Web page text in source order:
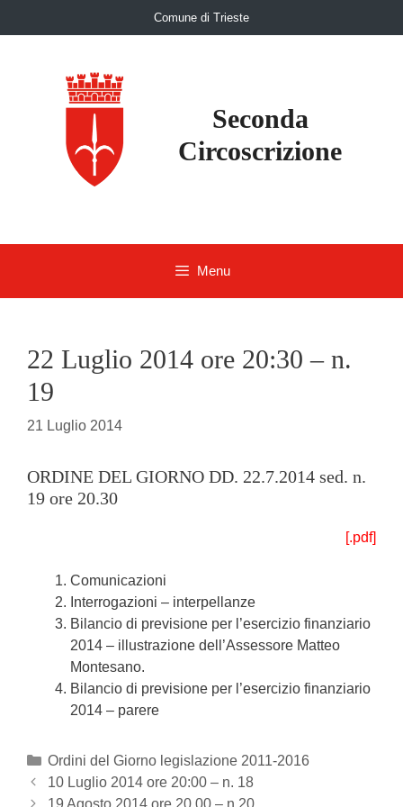
Comune di Trieste
Seconda
Circoscrizione
Menu
22 Luglio 2014 ore 20:30 – n.
19
21 Luglio 2014
ORDINE DEL GIORNO DD. 22.7.2014 sed. n.
19 ore 20.30
[.pdf]
Comunicazioni
Interrogazioni – interpellanze
Bilancio di previsione per l’esercizio finanziario
2014 – illustrazione dell’Assessore Matteo
Montesano.
Bilancio di previsione per l’esercizio finanziario
2014 – parere
Categories
Ordini del Giorno legislazione 2011-2016
Post
navigation
10 Luglio 2014 ore 20:00 – n. 18